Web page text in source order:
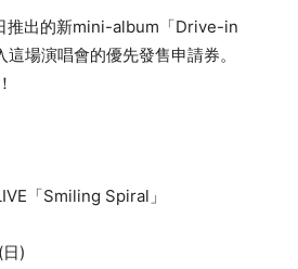
推出的新mini-album「Drive-in
場演唱會的優先發售申請券。
「Smiling Spiral」
)